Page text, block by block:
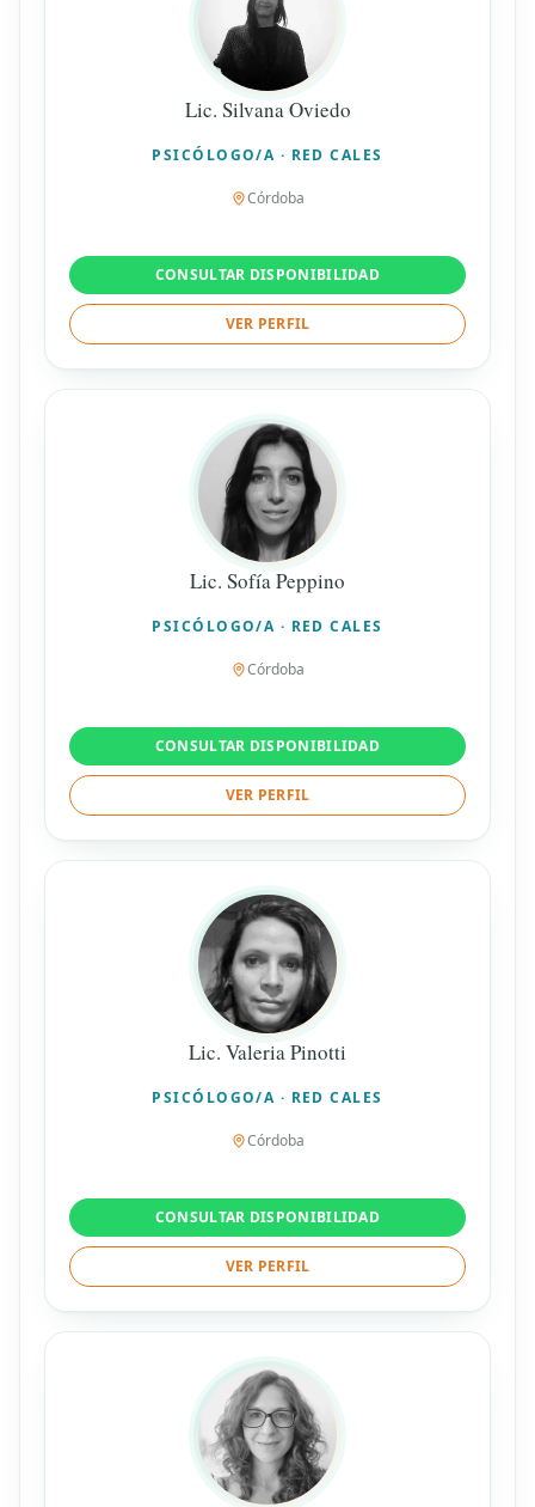
Lic. Silvana Oviedo
PSICÓLOGO/A · RED CALES
Córdoba
CONSULTAR DISPONIBILIDAD
VER PERFIL
Lic. Sofía Peppino
PSICÓLOGO/A · RED CALES
Córdoba
CONSULTAR DISPONIBILIDAD
VER PERFIL
Lic. Valeria Pinotti
PSICÓLOGO/A · RED CALES
Córdoba
CONSULTAR DISPONIBILIDAD
VER PERFIL